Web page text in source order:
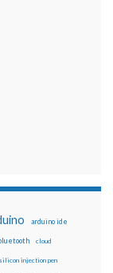
arduino ide
cloud
injection pen